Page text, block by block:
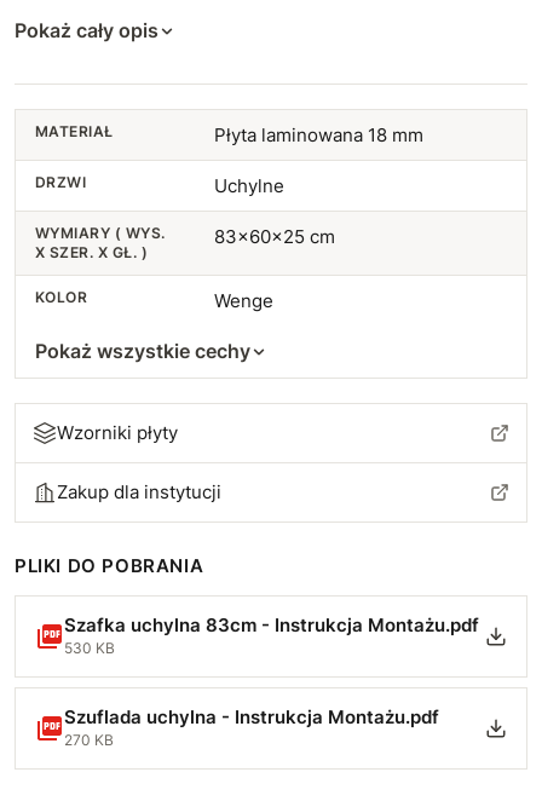
Pokaż cały opis
MATERIAŁ Płyta laminowana 18 mm
DRZWI Uchylne
WYMIARY ( WYS.
X SZER. X GŁ. )
83x60x25 cm
KOLOR Wenge
Pokaż wszystkie cechy
Wzorniki płyty
Zakup dla instytucji
PLIKI DO POBRANIA
Szafka uchylna 83cm - Instrukcja Montażu.pdf
530 KB
Szuflada uchylna - Instrukcja Montażu.pdf
270 KB